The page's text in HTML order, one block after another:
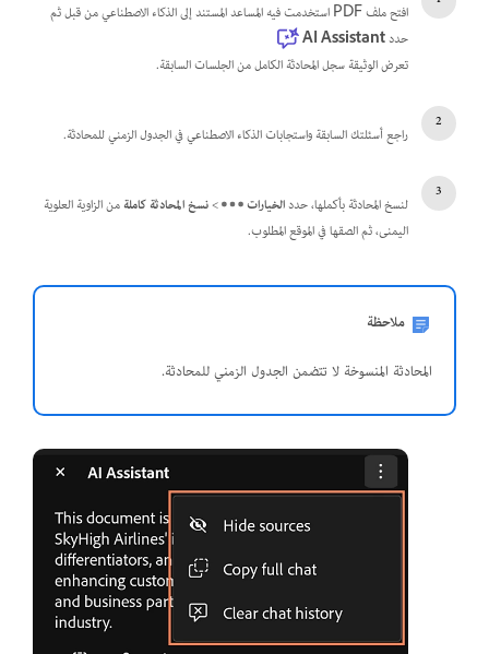
افتح ملف PDF استخدمت فيه المساعد المستند إلى الذكاء الاصطناعي من قبل ثم
حددAI Assistant
تعرض الوثيقة سجل المحادثة الكامل من الجلسات السابقة.
راجع أسئلتك السابقة واستجابات الذكاء الاصطناعي في الجدول الزمني للمحادثة.
لنسخ المحادثة بأكملها، حددالخيارات >نسخ المحادثة كاملةمن الزاوية العلوية
اليمنى، ثم الصقها في الموقع المطلوب.
ملاحظة
المحادثة المنسوخة لا تتضمن الجدول الزمني للمحادثة.